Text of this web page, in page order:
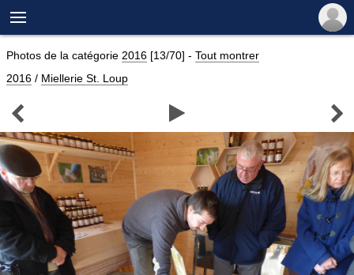

Photos de la catégorie 2016 [13/70] - Tout montrer
2016 / Miellerie St. Loup
  